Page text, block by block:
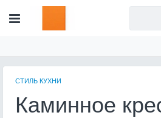
СТИЛЬ КУХНИ
Каминное
Для
сайту: